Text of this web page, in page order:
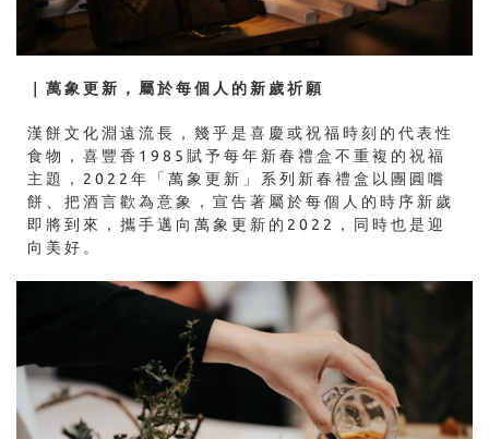
萬象更新，屬於每個人的新歲祈願
漢餅文化淵遠流長，幾乎是喜慶或祝福時刻的代表性
食物，喜豐香1985賦予每年新春禮盒不重複的祝福
主題，2022年「萬象更新」系列新春禮盒以團圓嚐
餅、把酒言歡為意象，宣告著屬於每個人的時序新歲
即將到來，攜手邁向萬象更新的2022，同時也是迎
向美好。